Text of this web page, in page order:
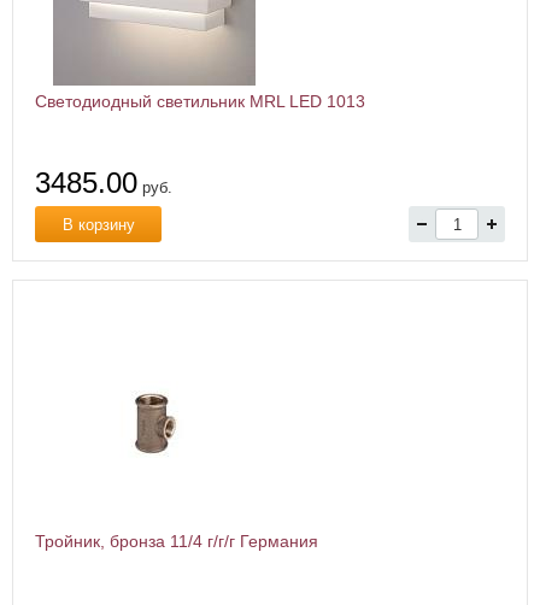
Светодиодный светильник MRL LED 1013
3485.00 руб.
В корзину
Тройник, бронза 11/4 г/г/г Германия